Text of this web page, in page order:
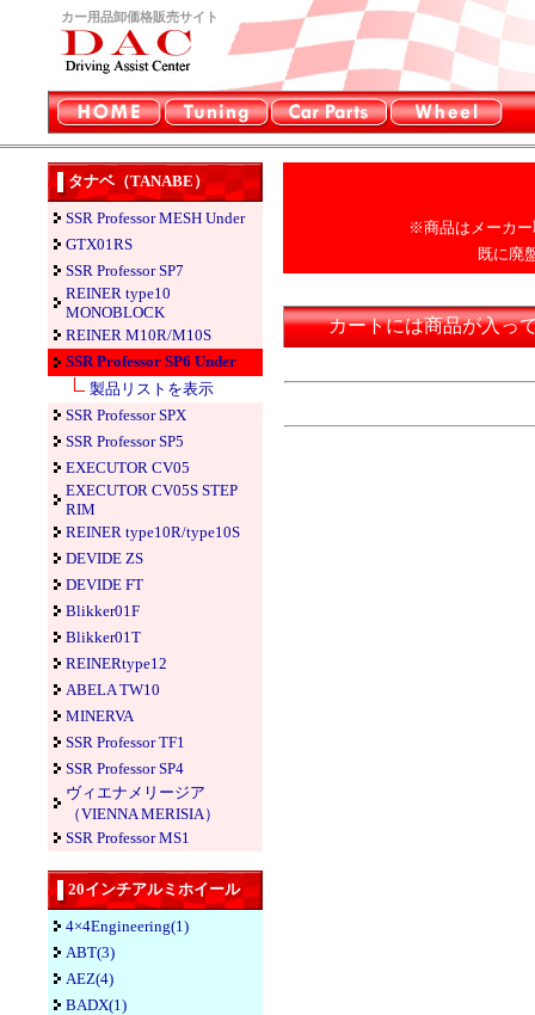
カー用品卸価格販売サイト
タナベ（TANABE）
SSR Professor MESH Under
GTX01RS
SSR Professor SP7
REINER type10
MONOBLOCK
REINER M10R/M10S
SSR Professor SP6 Under
製品リストを表示
SSR Professor SPX
SSR Professor SP5
EXECUTOR CV05
EXECUTOR CV05S STEP
RIM
REINER type10R/type10S
DEVIDE ZS
DEVIDE FT
Blikker01F
Blikker01T
REINERtype12
ABELA TW10
MINERVA
SSR Professor TF1
SSR Professor SP4
ヴィエナメリージア
（VIENNA MERISIA）
SSR Professor MS1
20インチアルミホイール
4×4Engineering(1)
ABT(3)
AEZ(4)
BADX(1)
※商品はメーカー
既に廃
カートには商品が入っ